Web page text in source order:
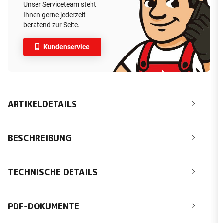
Unser Serviceteam steht
Ihnen gerne jederzeit
beratend zur Seite.
Kundenservice
ARTIKELDETAILS
BESCHREIBUNG
TECHNISCHE DETAILS
PDF-DOKUMENTE